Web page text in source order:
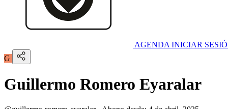
AGENDA INICIAR
G
Guillermo Romero Eyaralar